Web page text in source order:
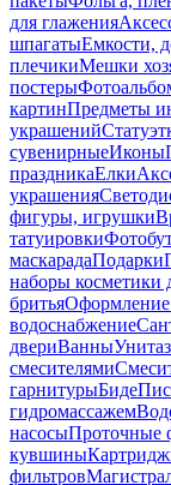
для глажения
шпагатыЕмкости,
плечикиМешки
постеры
картинПредметы
украшений
сувенирныеИконы
праздникаЕлки
украшения
фигуры, игрушки
татуировки
маскарадаПодарки
наборы косметики
бритьяОформление
водоснабжение
двериВанны
смесителями
гарнитурыБиде
гидромассажем
насосыПроточные
кувшины
фильтров